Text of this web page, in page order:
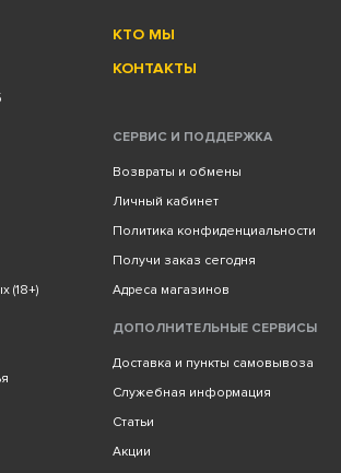
КТО МЫ
КОНТАКТЫ
(18+)
СЕРВИС И ПОДДЕРЖКА
Возвраты и обмены
Личный кабинет
Политика конфиденциальности
Получи заказ сегодня
Адреса магазинов
ДОПОЛНИТЕЛЬНЫЕ СЕРВИСЫ
Доставка и пункты самовывоза
Служебная информация
Статьи
Акции